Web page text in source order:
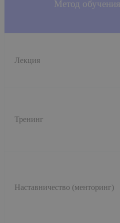
Метод обучения
Лекция
Тренинг
Наставничество (менторинг)